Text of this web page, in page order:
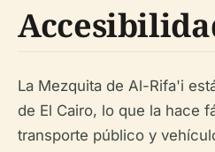
La Mezquita de Al-Rifa'i
de El Cairo, lo que la hace
transporte público y